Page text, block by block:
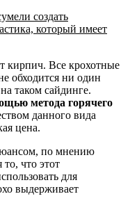
создать
который имеет
кирпич. Все крохотные
обходится ни один
таком сайдинге.
метода горячего
данного вида
цена.
по мнению
то, что этот
для
выдерживает